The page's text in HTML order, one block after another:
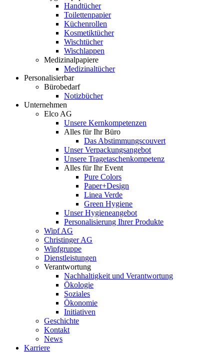
Handtücher
Toilettenpapier
Küchenrollen
Kosmetiktücher
Wischtücher
Wischlappen
Medizinalpapiere
Medizinaltücher
Personalisierbar
Bürobedarf
Notizbücher
Unternehmen
Elco AG
Unsere Kernkompetenzen
Alles für Ihr Büro
Das Abstimmungscouvert
Unser Verpackungsangebot
Unsere Tragetaschenkompetenz
Alles für Ihr Event
Pure Colors
Paper+Design
Linea Verde
Green Hygiene
Unser Hygieneangebot
Personalisierung Ihrer Produkte
Wipf AG
Christinger AG
Wipfgruppe
Dienstleistungen
Verantwortung
Nachhaltigkeit und Verantwortung
Ökologie
Soziales
Ökonomie
Initiativen
Geschichte
Kontakt
News
Karriere